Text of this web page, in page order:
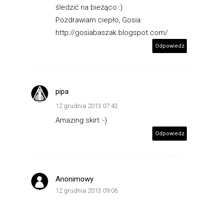
śledzić na bieżąco :)
Pozdrawiam ciepło, Gosia
http://gosiabaszak.blogspot.com/
Odpowiedz
pipa
12 grudnia 2013 07:43
Amazing skirt :-)
Odpowiedz
Anonimowy
12 grudnia 2013 09:06